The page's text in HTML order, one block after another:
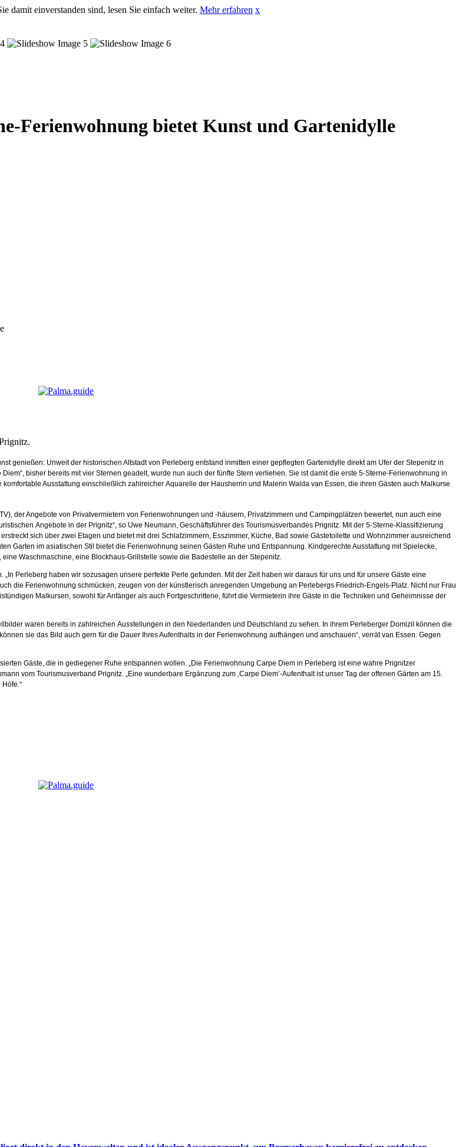
damit einverstanden sind, lesen Sie einfach weiter. Mehr erfahren x
Ferienwohnung bietet Kunst und Gartenidylle
genießen: Unweit der historischen Altstadt von Perleberg entstand inmitten einer gepflegten Gartenidylle direkt am Ufer der Stepenitz in
bisher bereits mit vier Sternen geadelt, wurde nun auch der fünfte Stern verliehen. Sie ist damit die erste 5-Sterne-Ferienwohnung in
Ausstattung einschließlich zahlreicher Aquarelle der Hausherrin und Malerin Walda van Essen, die ihren Gästen auch Malkurse
der Angebote von Privatvermietern von Ferienwohnungen und -häusern, Privatzimmern und Campingplätzen bewertet, nun auch eine
Angebote in der Prignitz“, so Uwe Neumann, Geschäftsführer des Tourismusverbandes Prignitz. Mit der 5-Sterne-Klassifizierung
sich über zwei Etagen und bietet mit drei Schlafzimmern, Esszimmer, Küche, Bad sowie Gästetoilette und Wohnzimmer ausreichend
Garten im asiatischen Stil bietet die Ferienwohnung seinen Gästen Ruhe und Entspannung. Kindgerechte Ausstattung mit Spielecke,
Waschmaschine, eine Blockhaus-Grillstelle sowie die Badestelle an der Stepenitz.
Perleberg haben wir sozusagen unsere perfekte Perle gefunden. Mit der Zeit haben wir daraus für uns und für unsere Gäste eine
die Ferienwohnung schmücken, zeugen von der künstlerisch anregenden Umgebung an Perlebergs Friedrich-Engels-Platz. Nicht nur Frau
Malkursen, sowohl für Anfänger als auch Fortgeschrittene, führt die Vermieterin ihre Gäste in die Techniken und Geheimnisse der
waren bereits in zahlreichen Ausstellungen in den Niederlanden und Deutschland zu sehen. In ihrem Perleberger Domizil können die
sie das Bild auch gern für die Dauer Ihres Aufenthalts in der Ferienwohnung aufhängen und anschauen“, verrät van Essen. Gegen
Gäste, die in gediegener Ruhe entspannen wollen. „Die Ferienwohnung Carpe Diem in Perleberg ist eine wahre Prignitzer
vom Tourismusverband Prignitz. „Eine wunderbare Ergänzung zum ‚Carpe Diem’-Aufenthalt ist unser Tag der offenen Gärten am 15.